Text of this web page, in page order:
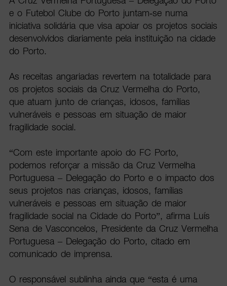
e o Futebol Clube do Porto juntam-se numa
iniciativa solidária que visa apoiar os projetos sociais
desenvolvidos diariamente pela instituição na cidade
do Porto.
As receitas angariadas revertem na totalidade para
os projetos sociais da Cruz Vermelha do Porto,
que atuam junto de crianças, idosos, famílias
vulneráveis e pessoas em situação de maior
fragilidade social.
“Com este importante apoio do FC Porto,
podemos reforçar a missão da Cruz Vermelha
Portuguesa – Delegação do Porto e o impacto dos
seus projetos nas crianças, idosos, famílias
vulneráveis e pessoas em situação de maior
fragilidade social na Cidade do Porto”, afirma Luís
Sena de Vasconcelos, Presidente da Cruz Vermelha
Portuguesa – Delegação do Porto, citado em
comunicado de imprensa.
O responsável sublinha ainda que “esta é uma